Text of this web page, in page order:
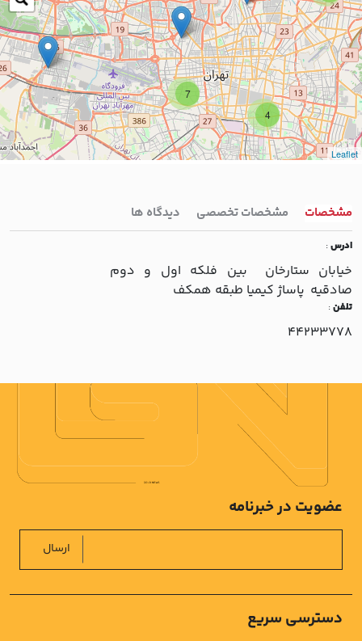
7
4
Leaflet
مشخصات مشخصات تخصصی دیدگاه ها
ادرس:
خيابان ستارخان بين فلکه اول و دوم
صادقيه پاساژ کيميا طبقه همکف
تلفن:
44233778
دسترسی سریع
عضویت در خبرنامه
ارسال